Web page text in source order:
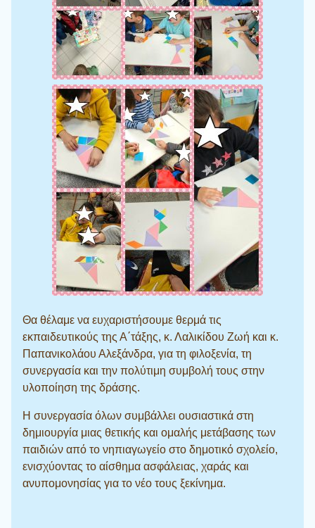
Θα θέλαμε να ευχαριστήσουμε θερμά τις
εκπαιδευτικούς της Α΄τάξης, κ. Λαλικίδου Ζωή και κ.
Παπανικολάου Αλεξάνδρα, για τη φιλοξενία, τη
συνεργασία και την πολύτιμη συμβολή τους στην
υλοποίηση της δράσης.
Η συνεργασία όλων συμβάλλει ουσιαστικά στη
δημιουργία μιας θετικής και ομαλής μετάβασης των
παιδιών από το νηπιαγωγείο στο δημοτικό σχολείο,
ενισχύοντας το αίσθημα ασφάλειας, χαράς και
ανυπομονησίας για το νέο τους ξεκίνημα.